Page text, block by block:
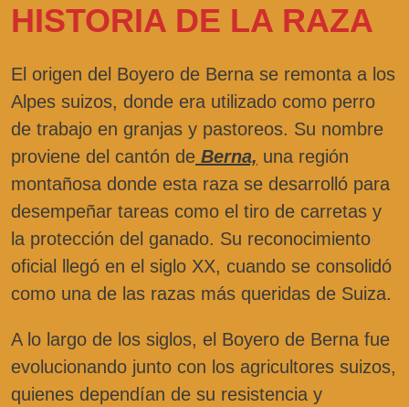
HISTORIA DE LA RAZA
El origen del Boyero de Berna se remonta a los
Alpes suizos, donde era utilizado como perro
de trabajo en granjas y pastoreos. Su nombre
proviene del cantón de Berna, una región
montañosa donde esta raza se desarrolló para
desempeñar tareas como el tiro de carretas y
la protección del ganado. Su reconocimiento
oficial llegó en el siglo XX, cuando se consolidó
como una de las razas más queridas de Suiza.
A lo largo de los siglos, el Boyero de Berna fue
evolucionando junto con los agricultores suizos,
quienes dependían de su resistencia y